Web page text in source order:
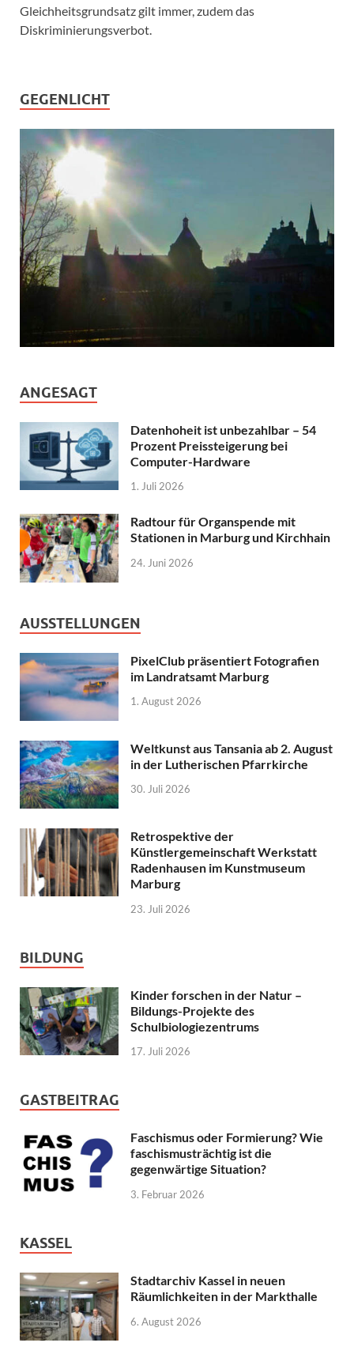
Gleichheitsgrundsatz gilt immer, zudem das
Diskriminierungsverbot.
GEGENLICHT
ANGESAGT
Datenhoheit ist unbezahlbar – 54
Prozent Preissteigerung bei
Computer-Hardware
1. Juli 2026
Radtour für Organspende mit
Stationen in Marburg und Kirchhain
24. Juni 2026
AUSSTELLUNGEN
PixelClub präsentiert Fotografien
im Landratsamt Marburg
1. August 2026
Weltkunst aus Tansania ab 2. August
in der Lutherischen Pfarrkirche
30. Juli 2026
Retrospektive der
Künstlergemeinschaft Werkstatt
Radenhausen im Kunstmuseum
Marburg
23. Juli 2026
BILDUNG
Kinder forschen in der Natur –
Bildungs-Projekte des
Schulbiologiezentrums
17. Juli 2026
GASTBEITRAG
Faschismus oder Formierung? Wie
faschismusträchtig ist die
gegenwärtige Situation?
3. Februar 2026
KASSEL
Stadtarchiv Kassel in neuen
Räumlichkeiten in der Markthalle
6. August 2026